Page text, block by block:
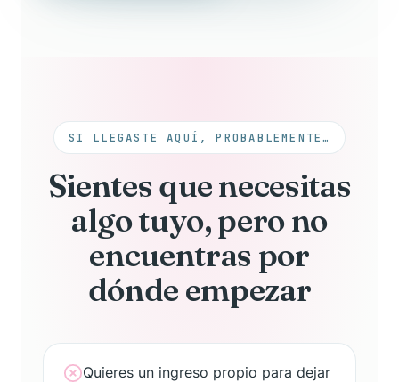
SI LLEGASTE AQUÍ, PROBABLEMENTE…
Sientes que necesitas
algo tuyo, pero no
encuentras por
dónde empezar
Quieres un ingreso propio para dejar